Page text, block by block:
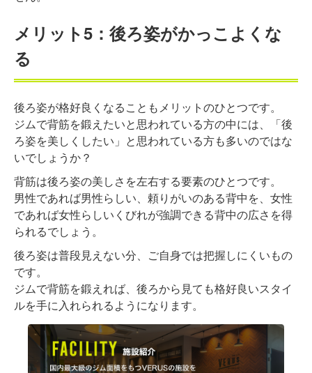
メリット5：後ろ姿がかっこよくな
る
後ろ姿が格好良くなることもメリットのひとつです。
ジムで背筋を鍛えたいと思われている方の中には、「後
ろ姿を美しくしたい」と思われている方も多いのではな
いでしょうか？
背筋は後ろ姿の美しさを左右する要素のひとつです。
男性であれば男性らしい、頼りがいのある背中を、女性
であれば女性らしいくびれが強調できる背中の広さを得
られるでしょう。
後ろ姿は普段見えない分、ご自身では把握しにくいもの
です。
ジムで背筋を鍛えれば、後ろから見ても格好良いスタイ
ルを手に入れられるようになります。